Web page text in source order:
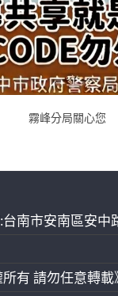
霧峰分局關心您
南市安南區安中
有 請勿任意轉載